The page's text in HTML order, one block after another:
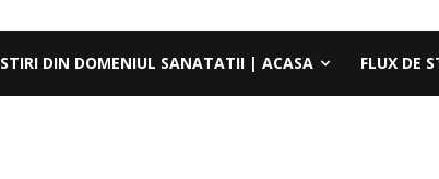
STIRI DIN DOMENIUL SANATATII | ACASA FLUX DE